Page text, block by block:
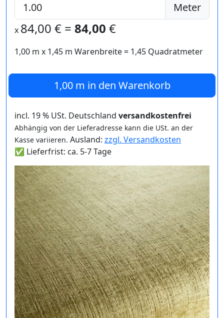
Meter
x 84,00 € = 84,00 €
1,00 m x 1,45 m Warenbreite = 1,45 Quadratmeter
1,00 m in den Warenkorb
incl. 19 % USt. Deutschland versandkostenfrei
Abhängig von der Lieferadresse kann die USt. an der
Kasse variieren. Ausland: zzgl. Versandkosten
✅ Lieferfrist: ca. 5-7 Tage